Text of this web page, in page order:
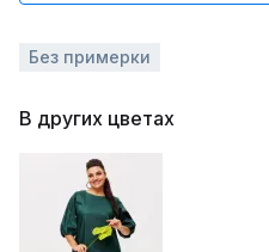
Без примерки
В других цветах